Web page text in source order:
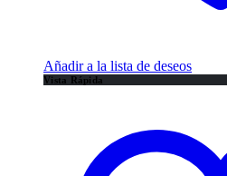
Añadir a la lista de deseos
Vista Rápida